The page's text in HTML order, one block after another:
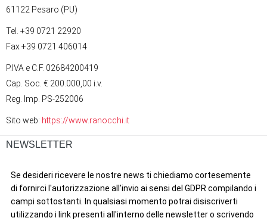
61122 Pesaro (PU)
Tel. +39 0721 22920
Fax +39 0721 406014
P.IVA e C.F. 02684200419
Cap. Soc. € 200.000,00 i.v.
Reg. Imp. PS-252006
Sito web: https://www.ranocchi.it
NEWSLETTER